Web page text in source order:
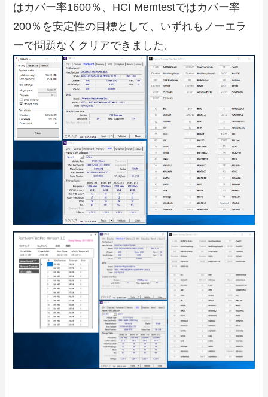
はカバー率1600％、HCI Memtestではカバー率
200％を安定性の目標として、いずれもノーエラ
ーで問題なくクリアできました。